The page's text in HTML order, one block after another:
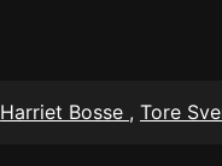
Harriet Bosse , Tore